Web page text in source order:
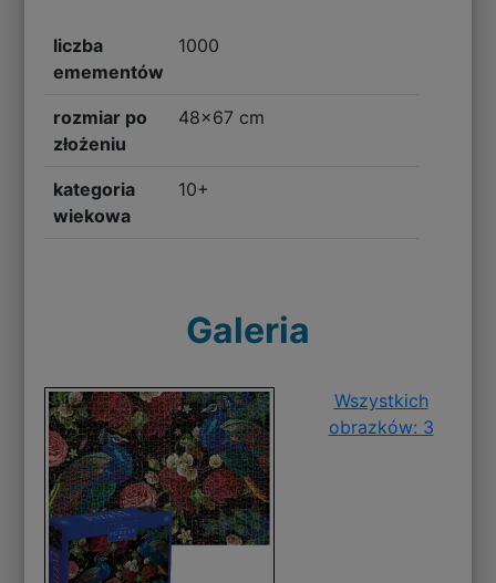
liczba
emementów
1000
rozmiar po
złożeniu
48x67 cm
kategoria
wiekowa
10+
Galeria
Wszystkich
obrazków: 3